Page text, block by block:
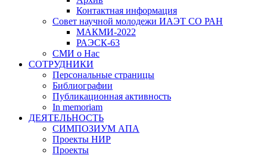
Контактная информация
Совет научной молодежи ИАЭТ СО РАН
МАКМИ-2022
РАЭСК-63
СМИ о Нас
СОТРУДНИКИ
Персональные страницы
Библиографии
Публикационная активность
In memoriam
ДЕЯТЕЛЬНОСТЬ
СИМПОЗИУМ АПА
Проекты НИР
Проекты